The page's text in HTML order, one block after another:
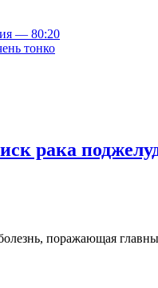
— 80:20
тонко
рака
поражающая